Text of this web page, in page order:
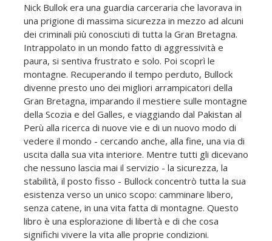
Nick Bullok era una guardia carceraria che lavorava in
una prigione di massima sicurezza in mezzo ad alcuni
dei criminali più conosciuti di tutta la Gran Bretagna.
Intrappolato in un mondo fatto di aggressività e
paura, si sentiva frustrato e solo. Poi scoprì le
montagne. Recuperando il tempo perduto, Bullock
divenne presto uno dei migliori arrampicatori della
Gran Bretagna, imparando il mestiere sulle montagne
della Scozia e del Galles, e viaggiando dal Pakistan al
Perù alla ricerca di nuove vie e di un nuovo modo di
vedere il mondo - cercando anche, alla fine, una via di
uscita dalla sua vita interiore. Mentre tutti gli dicevano
che nessuno lascia mai il servizio - la sicurezza, la
stabilità, il posto fisso - Bullock concentrò tutta la sua
esistenza verso un unico scopo: camminare libero,
senza catene, in una vita fatta di montagne. Questo
libro è una esplorazione di libertà e di che cosa
significhi vivere la vita alle proprie condizioni.